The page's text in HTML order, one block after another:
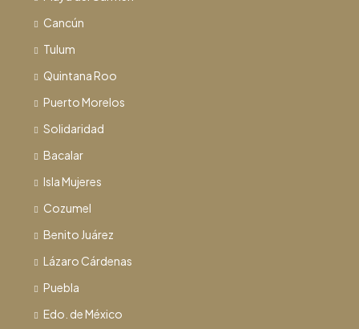
Cancún
Tulum
Quintana Roo
Puerto Morelos
Solidaridad
Bacalar
Isla Mujeres
Cozumel
Benito Juárez
Lázaro Cárdenas
Puebla
Edo. de México